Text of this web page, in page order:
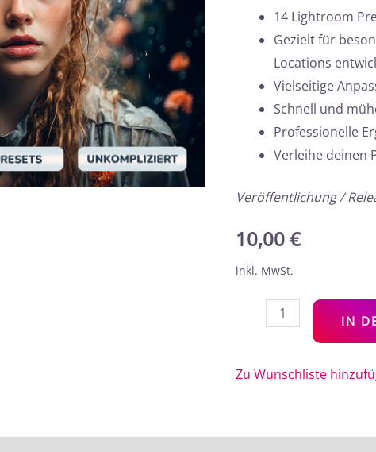
14 Lightroom
Gezielt für
Locations
Vielseitige
Schnell und
Professionelle
Verleihe deinen
Veröffentlichung /
10,00€
inkl. MwSt.
IN
Zu Wunschliste